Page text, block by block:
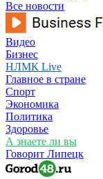
Все новости
Видео
Бизнес
НЛМК Live
Главное в стране
Спорт
Экономика
Политика
Здоровье
А знаете ли вы
Говорит Липецк